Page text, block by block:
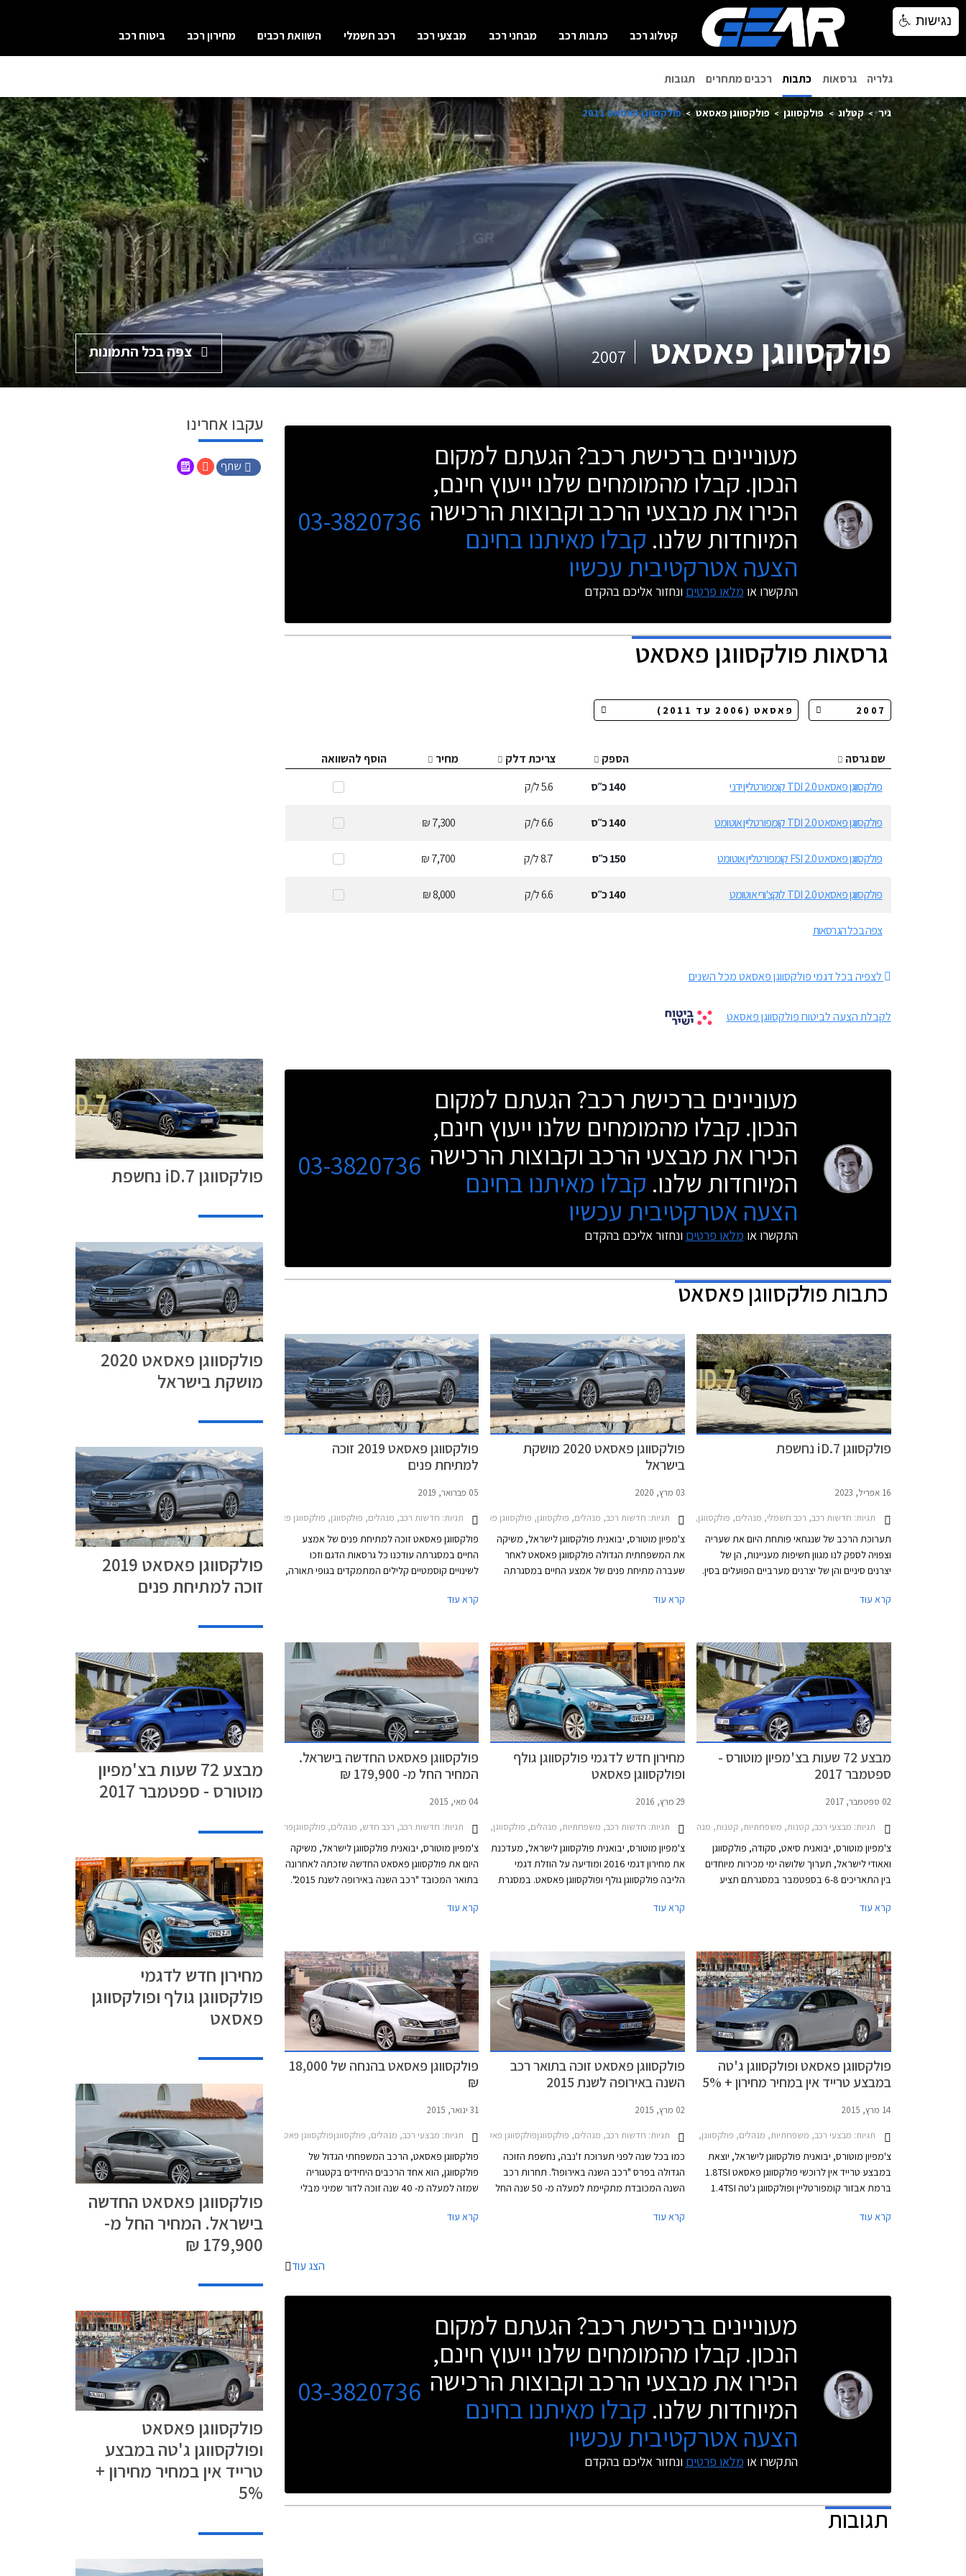
קטלוג רכב כתבות רכב מבחני רכב מבצעי רכב רכב חשמלי השוואת רכבים מחירון רכב ביטוח רכב
גלריה גרסאות כתבות רכבים מתחרים תגובות
גיר קטלוג פולקסווגן פולקסווגן פאסאט פולקסווגן פאסאט 2011
פולקסווגן פאסאט 2007 צפה בכל התמונות
מעוניינים ברכישת רכב? הגעתם למקום
הנכון. קבלו מהמומחים שלנו ייעוץ חינם,
הכירו את מבצעי הרכב וקבוצות הרכישה
המיוחדות שלנו. קבלו מאיתנו בחינם
הצעה אטרקטיבית עכשיו
התקשרו או מלאו פרטים ונחזור אליכם בהקדם
03-3820736
גרסאותפולקסווגן פאסאט
שם גרסה הספק צריכת דלק מחיר
הוסף להשוואה
פולקסווגן פאסאט 2.0 TDI קומפורטליין ידני
140כ״ס 5.6ל/ק
פולקסווגן פאסאט 2.0 TDI קומפורטליין אוטומט 140כ״ס 6.6ל/ק 7,300 ₪
פולקסווגן פאסאט 2.0 FSI קומפורטליין אוטומט 150כ״ס 8.7ל/ק 7,700 ₪
פולקסווגן פאסאט 2.0 TDI לוקצ'ורי אוטומט 140כ״ס 6.6ל/ק 8,000 ₪
צפה בכל הגרסאות
לצפיה בכל דגמי פולקסווגן פאסאט מכל השנים
לקבלת הצעה לביטוח פולקסווגן פאסאט
עקבו אחרינו
שתף
מעוניינים ברכישת רכב? הגעתם למקום
הנכון. קבלו מהמומחים שלנו ייעוץ חינם,
הכירו את מבצעי הרכב וקבוצות הרכישה
המיוחדות שלנו. קבלו מאיתנו בחינם
הצעה אטרקטיבית עכשיו
התקשרו או מלאו פרטים ונחזור אליכם בהקדם
03-3820736
כתבותפולקסווגן פאסאט
פולקסווגן iD.7 נחשפת
16 אפריל, 2023
תגיות: חדשות רכב, רכב חשמלי, מנהלים, פולקסווגן, פולקסווגן פאסאט 2020-2022, פולקסווגן ID.7 2024-2025, פולקסווגן iD.7רכב חשמלי עתידי
תערוכת הרכב של שנגחאי פותחת היום את שעריה
וצפויה לספק לנו מגוון חשיפות מעניינות, הן של
יצרנים סיניים והן של יצרנים מערביים הפועלים בסין.
האחרונה הצטרפו גם יונדאי איוניק 6 שתושק בחודש
הבא בישראל, BYD סיל שעושה את צעדיה
הראשונים באירופה בימים אלה ומכוניות סיניות
אחרות.
קרא עוד
פולקסווגן פאסאט 2020 מושקת
בישראל
03 מרץ, 2020
תגיות: חדשות רכב, מנהלים, פולקסווגן, פולקסווגן פאסאט 2015-2019, פולקסווגן פאסאט 2020-2022מחירון רכב
צ'מפיון מוטורס, יבואנית פולקסווגן לישראל, משיקה
את המשפחתית הגדולה פולקסווגן פאסאט לאחר
שעברה מתיחת פנים של אמצע החיים במסגרתה
תאורה, שבכה קדמית ופגושים בעיצוב מודרני ורענן
קרא עוד
פולקסווגן פאסאט 2019 זוכה
למתיחת פנים
05 פברואר, 2019
תגיות: חדשות רכב, מנהלים, פולקסווגן, פולקסווגן פאסאט 2015-2019פולקסווגן פאסאט 2020-2022
פולקסווגן פאסאט זוכה למתיחת פנים של אמצע
החיים במסגרתה עודכנו כל גרסאות הדגם וזכו
לשינויים קוסמטיים קלילים המתמקדים בגופי תאורה,
קרא עוד
מבצע 72 שעות בצ'מפיון מוטורס -
ספטמבר 2017
02 ספטמבר, 2017
תגיות: מבצעי רכב, קטנות, משפחתיות, קטנות, מנהלים, פנאי שטח, סקודה, פולקסווגן, פולקסווגן פאסאט 2015-2019, סקודה אוקטביה 2017-2020, סקודה יטי 2014-2018, סקודה סופרב 2015-2019, סקודה פאביה 2008-2010, סקודה סיטיגו 2012-2017, פולקסווגן גולף 5 דלתות 2017-2021, פולקסווגן ג'טה 2015-2018, פולקסווגן חיפושית 2014-2018, פולקסווגן טיגואן 2017-2020, פולקסווגן פולו 5 דלתות 2014-2018מבצע צ'מפיון מוטורס ספטמבר 2017
צ'מפיון מוטורס, יבואנית סיאט, סקודה, פולקסווגן
ואאודי לישראל, תערוך שלושה ימי מכירות מיוחדים
בין התאריכים 6-8 בספטמבר במסגרתם תציע
אאודי וסיאט טרם פורסמו, אך ריכזנו עבורכם מספר
קרא עוד
מחירון חדש לדגמי פולקסווגן גולף
ופולקסווגן פאסאט
29 מרץ, 2016
תגיות: חדשות רכב, משפחתיות, מנהלים, פולקסווגן, פולקסווגן פאסאט 2015-2019, פולקסווגן גולף 5 דלתות 2013-2017מחירון רכב
צ'מפיון מוטורס, יבואנית פולקסווגן לישראל, מעדכנת
את מחירון דגמי 2016 ומודיעה על הוזלת דגמי
הליבה פולקסווגן גולף ופולקסווגן פאסאט. במסגרת
קומפורטליין המצויידת במנוע 1.4 TSI בהספק 150
כ"ס, תשווק מעתה במחיר 144,900 ₪ המגלם
הוזלה של 3,700 ₪ מהמחיר הקודם שעמד על
148,600 ₪.
קרא עוד
פולקסווגן פאסאט החדשה בישראל.
המחיר החל מ- 179,900 ₪
04 מאי, 2015
תגיות: חדשות רכב, רכב חדש, מנהלים, פולקסווגןפולקסווגן פאסאט 2015-2019
צ'מפיון מוטורס, יבואנית פולקסווגן לישראל, משיקה
היום את פולקסווגן פאסאט החדשה שזכתה לאחרונה
בתואר המכובד "רכב השנה באירופה לשנת 2015".
שבין המשפחתיות הגדולות העממיות למשפחתיות
צעד נוסף לכיוון המתחרות היוקרתיות ומציג עיצוב
מוקפד ויוקרתי מבעבר לצד שלל מערכות נוחות
ובטיחות מתקדמות.
קרא עוד
פולקסווגן פאסאט ופולקסווגן ג'טה
במבצע טרייד אין במחיר מחירון + 5%
14 מרץ, 2015
תגיות: מבצעי רכב, משפחתיות, מנהלים, פולקסווגן, פולקסווגן פאסאט 2011-2015פולקסווגן ג'טה 2011-2015
צ'מפיון מוטורס, יבואנית פולקסווגן לישראל, יוצאת
במבצע טרייד אין לרוכשי פולקסווגן פאסאט 1.8TSI
ברמת אבזור קומפורטליין ופולקסווגן ג'טה 1.4TSI
החברה לרכוש את רכבכם הישן במחיר הגבוה ב-
קרא עוד
פולקסווגן פאסאט זוכה בתואר רכב
השנה באירופה לשנת 2015
02 מרץ, 2015
תגיות: חדשות רכב, מנהלים, פולקסווגןפולקסווגן פאסאט 2015-2019
כמו בכל שנה לפני תערוכת ז'נבה, נחשפת הזוכה
הגדולה בפרס "רכב השנה באירופה". תחרות רכב
השנה המכובדת מתקיימת למעלה מ- 50 שנה החל
קרא עוד
פולקסווגן פאסאט בהנחה של 18,000
₪
31 ינואר, 2015
תגיות: מבצעי רכב, מנהלים, פולקסווגןפולקסווגן פאסאט 2011-2015
פולקסווגן פאסאט, הרכב המשפחתי הגדול של
פולקסווגן, הוא אחד הרכבים היחידים בקטגוריה
שמזה למעלה מ- 40 שנה זוכה לדור שמיני מבלי
בתעשייה שמחפשת כל העת שינויים וחידושים צריך
שחל במעמדה של פולקסווגן פאסאט במהלך השנים.
קרא עוד
הצג עוד
מעוניינים ברכישת רכב? הגעתם למקום
הנכון. קבלו מהמומחים שלנו ייעוץ חינם,
הכירו את מבצעי הרכב וקבוצות הרכישה
המיוחדות שלנו. קבלו מאיתנו בחינם
הצעה אטרקטיבית עכשיו
התקשרו או מלאו פרטים ונחזור אליכם בהקדם
03-3820736
תגובות
פולקסווגן iD.7 נחשפת
פולקסווגן פאסאט 2020
מושקת בישראל
פולקסווגן פאסאט 2019
זוכה למתיחת פנים
מבצע 72 שעות בצ'מפיון
מוטורס - ספטמבר 2017
מחירון חדש לדגמי
פולקסווגן גולף ופולקסווגן
פאסאט
פולקסווגן פאסאט החדשה
בישראל. המחיר החל מ-
179,900 ₪
פולקסווגן פאסאט
ופולקסווגן ג'טה במבצע
טרייד אין במחיר מחירון +
5%
נגישות
נגישות